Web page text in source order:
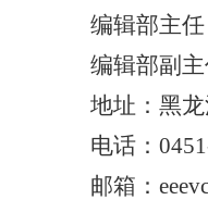
编辑部主
编辑部副
地址：黑
电话：
邮箱：